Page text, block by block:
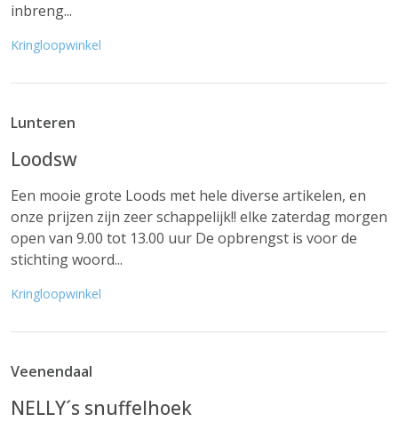
inbreng...
Kringloopwinkel
Lunteren
Loodsw
Een mooie grote Loods met hele diverse artikelen, en
onze prijzen zijn zeer schappelijk!! elke zaterdag morgen
open van 9.00 tot 13.00 uur De opbrengst is voor de
stichting woord...
Kringloopwinkel
Veenendaal
NELLY´s snuffelhoek